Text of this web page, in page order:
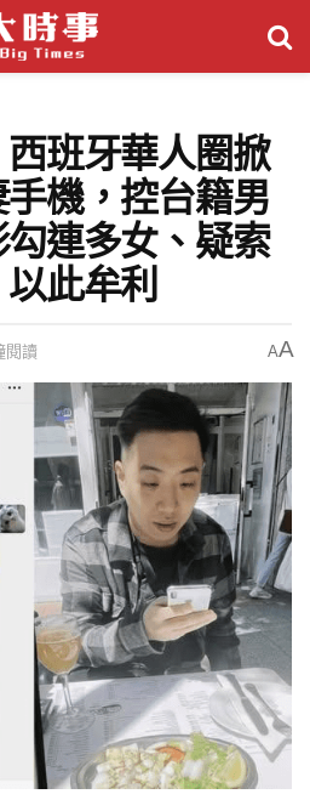
西班牙華人圈掀
機，控台籍男
連多女、疑索
此牟利
閱讀 AA